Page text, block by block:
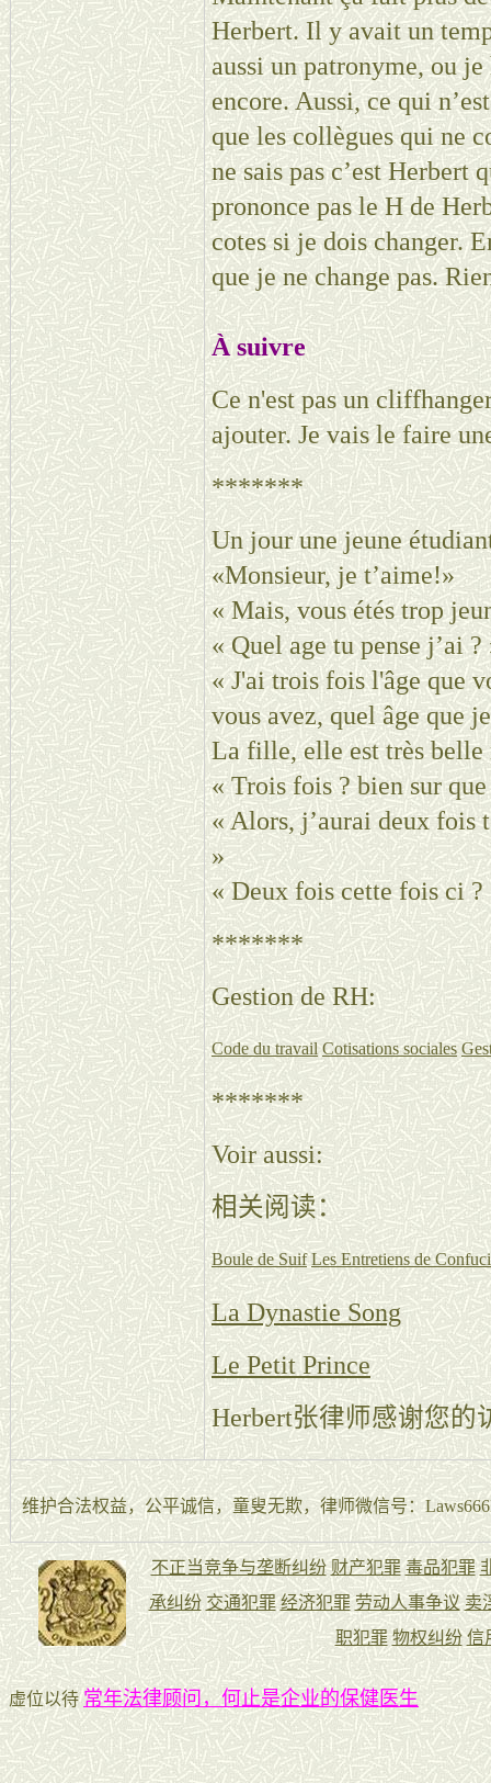
Herbert. Il y avait un
aussi un patronyme, ou
encore. Aussi, ce qui
que les collègues qui ne
ne sais pas c’est Herbert
prononce pas le H de
cotes si je dois changer.
que je ne change pas.
À suivre
Ce n'est pas un
ajouter.Je vais le faire
*******
Un jour une jeune
«Monsieur, je t’aime!»
« Mais, vous étés trop
« Quel age tu pense j’ai ?
« J'ai trois fois l'âge que
vous avez, quel âge que
La fille, elle est très belle
« Trois fois ? bien sur
« Alors, j’aurai deux fois
»
« Deux fois cette fois ci ?
*******
Gestion de RH:
Code du travail Cotisations sociales
*******
Voir aussi:
相关阅读：
Boule de Suif Les Entretiens de
La Dynastie Song
Le Petit Prince
Herbert张律师感谢您的
维护合法权益，公平诚信，童叟无欺，律师微信号：
虚位以待常年法律顾问，何止是企业的保健医生